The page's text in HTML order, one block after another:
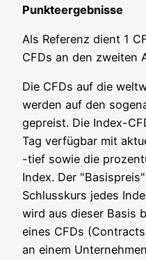
Punkteergebnisse
Als Refe­renz dient 1
CFDs an den zwei­ten
Die CFDs auf die
wer­den auf den
gepreist. Die Index-
Tag ver­füg­bar mit
-tief sowie die
Index. Der
Schluss­kurs jedes
wird aus die­ser Basis
eines CFDs
an einem